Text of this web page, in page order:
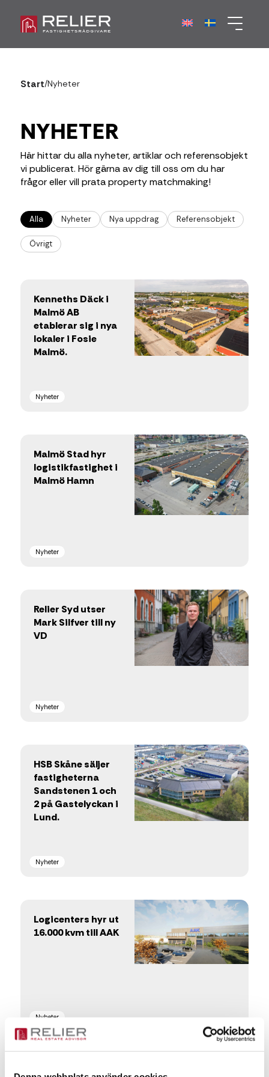
Start/Nyheter
NYHETER
Här hittar du alla nyheter, artiklar och referensobjekt
vi publicerat. Hör gärna av dig till oss om du har
frågor eller vill prata property matchmaking!
Alla Nyheter Nya uppdrag Referensobjekt
Övrigt
Kenneths Däck i
Malmö AB
etablerar sig i nya
lokaler i Fosie
Malmö.
Nyheter
Malmö Stad hyr
logistikfastighet i
Malmö Hamn
Nyheter
Relier Syd utser
Mark Silfver till ny
VD
Nyheter
HSB Skåne säljer
fastigheterna
Sandstenen 1 och
2 på Gastelyckan i
Lund.
Nyheter
Logicenters hyr ut
16.000 kvm till AAK
Nyheter
Lokaluthyrare –